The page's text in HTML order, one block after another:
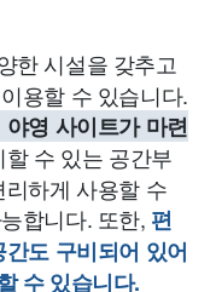
한 시설을 갖추고
용할 수 있습니다.
영 사이트가 마련
수 있는 공간부
하게 사용할 수
합니다. 또한, 편
도 구비되어 있어
수 있습니다.